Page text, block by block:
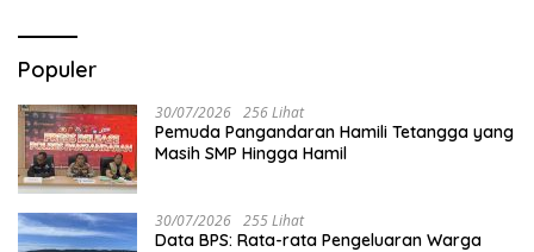
Populer
30/07/2026 256 Lihat
Pemuda Pangandaran Hamili Tetangga yang
Masih SMP Hingga Hamil
30/07/2026 255 Lihat
Data BPS: Rata-rata Pengeluaran Warga